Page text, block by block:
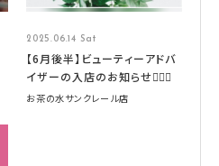
2025.06.14 Sat
【6月後半】ビューティーアドバ
イザーの入店のお知らせ🧚🏻‍♀️
お茶の水サンクレール店